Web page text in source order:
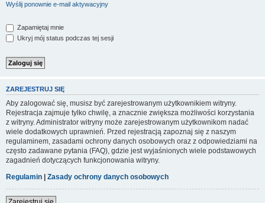
Wyślij ponownie e-mail aktywacyjny
Zapamiętaj mnie
Ukryj mój status podczas tej sesji
ZAREJESTRUJ SIĘ
Aby zalogować się, musisz być zarejestrowanym użytkownikiem witryny.
Rejestracja zajmuje tylko chwilę, a znacznie zwiększa możliwości korzystania
z witryny. Administrator witryny może zarejestrowanym użytkownikom nadać
wiele dodatkowych uprawnień. Przed rejestracją zapoznaj się z naszym
regulaminem, zasadami ochrony danych osobowych oraz z odpowiedziami na
często zadawane pytania (FAQ), gdzie jest wyjaśnionych wiele podstawowych
zagadnień dotyczących funkcjonowania witryny.
Regulamin | Zasady ochrony danych osobowych